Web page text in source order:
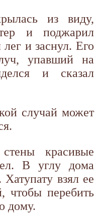
из виду,
и поджарил
и заснул. Его
упавший на
и сказал
случай может
красивые
В углу дома
взял ее
чтобы перебить
дому.